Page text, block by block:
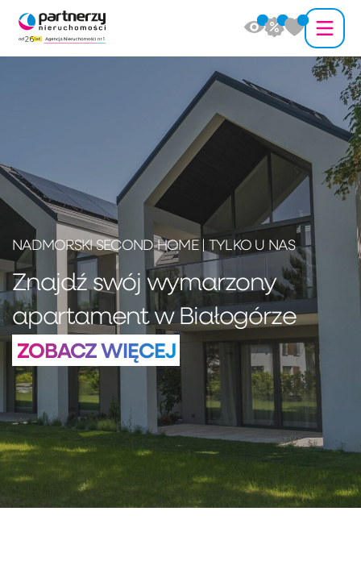
NADMORSKI SECOND HOME | TYLKO U NAS
Znajdź swój wymarzony
apartament w Białogórze
ZOBACZ WIĘCEJ